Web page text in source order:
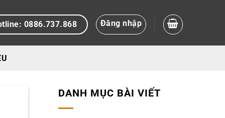
0886.737.868 Đăng nhập
DANH MỤC BÀI VIẾT